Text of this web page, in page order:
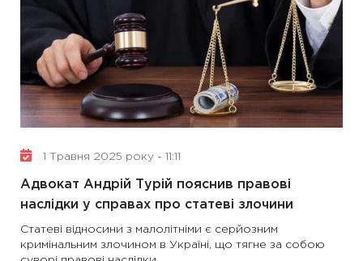
1 Травня 2025 року - 11:11
Адвокат Андрій Турій пояснив правові
наслідки у справах про статеві злочини
Статеві відносини з малолітніми є серйозним
кримінальним злочином в Україні, що тягне за собою